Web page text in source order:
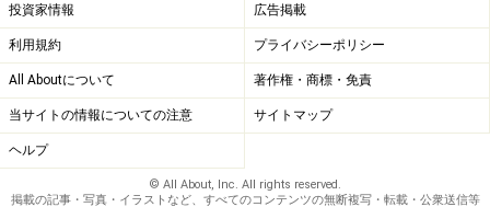
投資家情報 広告掲載
利用規約 プライバシーポリシー
All Aboutについて 著作権・商標・免責
当サイトの情報についての注意 サイトマップ
ヘルプ
© All About, Inc. All rights reserved.
掲載の記事・写真・イラストなど、すべてのコンテンツの無断複写・転載・公衆送信等